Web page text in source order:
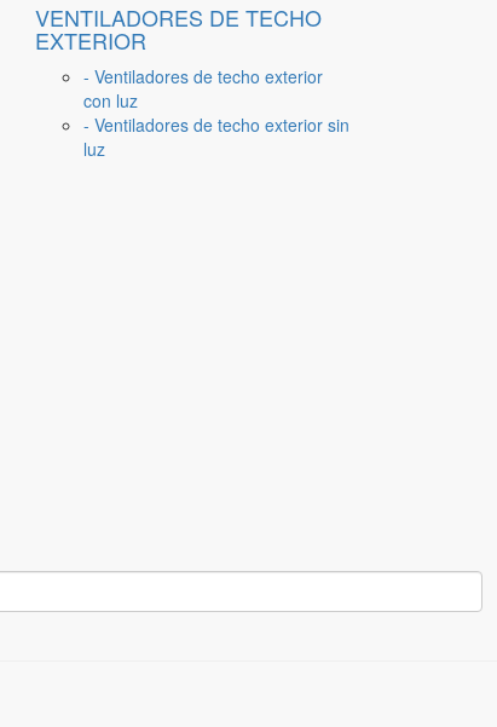
VENTILADORES DE TECHO
EXTERIOR
- Ventiladores de techo exterior
con luz
- Ventiladores de techo exterior sin
luz